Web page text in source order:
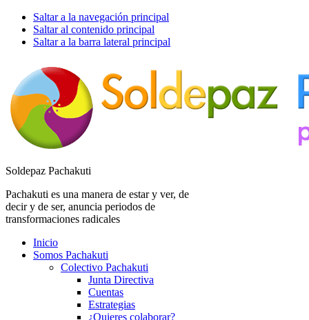
Saltar a la navegación principal
Saltar al contenido principal
Saltar a la barra lateral principal
Soldepaz Pachakuti
Pachakuti es una manera de estar y ver, de
decir y de ser, anuncia periodos de
transformaciones radicales
Inicio
Somos Pachakuti
Colectivo Pachakuti
Junta Directiva
Cuentas
Estrategias
¿Quieres colaborar?